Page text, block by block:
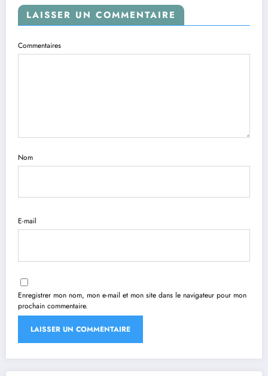
LAISSER UN COMMENTAIRE
Commentaires
Nom
E-mail
Enregistrer mon nom, mon e-mail et mon site dans le navigateur pour mon
prochain commentaire.